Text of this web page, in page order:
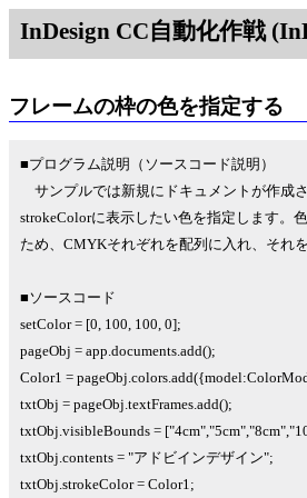
InDesign CC自動化作戦
フレームの枠の色を指定する
■プログラム説明（ソースコード説明）
サンプルでは新規にドキュメントが作成
strokeColorに表示したい色を指定します。
ため、CMYKそれぞれを配列に入れ、それ
■ソースコード
setColor = [0, 100, 100, 0];
pageObj = app.documents.add();
Color1 =
txtObj = pageObj.textFrames.add();
txtObj.visibleBounds =
txtObj.contents = "アドビインデザイン";
txtObj.strokeColor = Color1;